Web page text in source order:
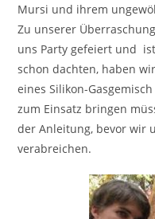
Mursi und ihrem
Zu unserer
uns Party gefeiert und
schon dachten, haben
eines Silikon-
zum Einsatz bringen
der Anleitung, bevor wir
verabreichen.